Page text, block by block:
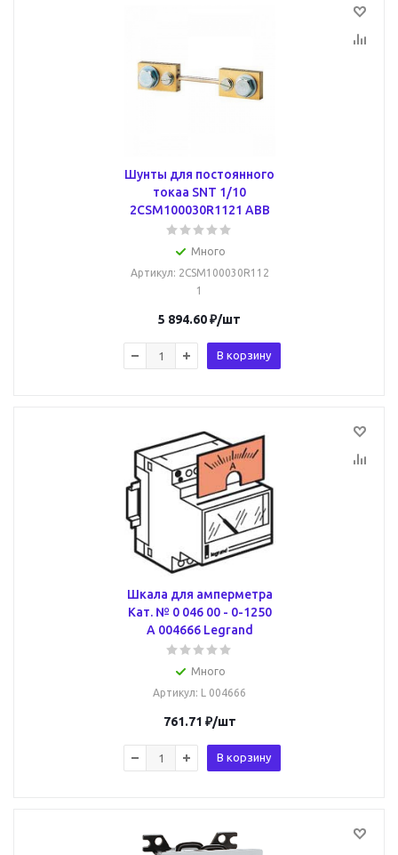
Шунты для постоянного
токаа SNT 1/10
2CSM100030R1121 ABB
Много
Артикул: 2CSM100030R112
1
5 894.60₽/шт
В корзину
Шкала для амперметра
Кат. № 0 046 00 - 0-1250
A 004666 Legrand
Много
Артикул: L 004666
761.71 ₽/шт
В корзину